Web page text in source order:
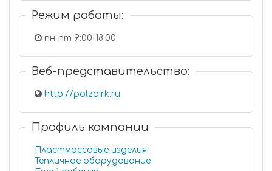
Режим работы:
пн-пт 9:00-18:00
Веб-представительство:
http://polzairk.ru
Профиль компании
Пластмассовые изделия
Тепличное оборудование